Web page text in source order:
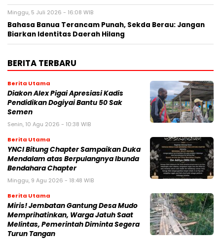
Minggu, 5 Juli 2026 - 16:08 WIB
Bahasa Banua Terancam Punah, Sekda Berau: Jangan
Biarkan Identitas Daerah Hilang
BERITA TERBARU
Berita Utama
Diakon Alex Pigai Apresiasi Kadis
Pendidikan Dogiyai Bantu 50 Sak
Semen
Senin, 10 Agu 2026 - 10:38 WIB
Berita Utama
YNCI Bitung Chapter Sampaikan Duka
Mendalam atas Berpulangnya Ibunda
Bendahara Chapter
Minggu, 9 Agu 2026 - 18:48 WIB
Berita Utama
Miris! Jembatan Gantung Desa Mudo
Memprihatinkan, Warga Jatuh Saat
Melintas, Pemerintah Diminta Segera
Turun Tangan